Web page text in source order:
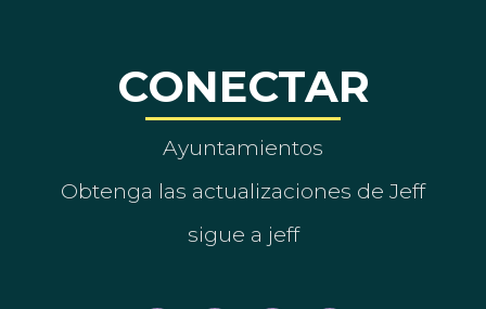
CONECTAR
Ayuntamientos
Obtenga las actualizaciones de Jeff
sigue a jeff